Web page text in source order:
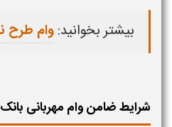
بیشتر بخوانید:وام طرح
شرایط ضامن وام مهربانی